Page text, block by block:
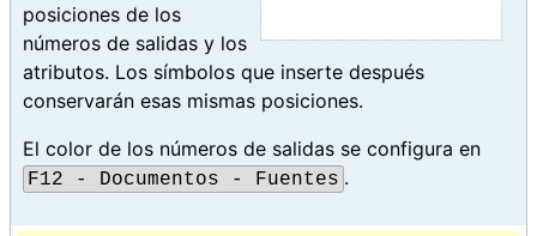
posiciones de los
números de salidas y los
atributos. Los símbolos que inserte después
conservarán esas mismas posiciones.
El color de los números de salidas se configura en
F12 - Documentos - Fuentes .